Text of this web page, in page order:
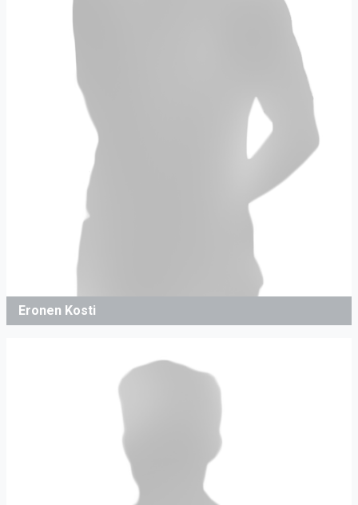
Eronen Kosti